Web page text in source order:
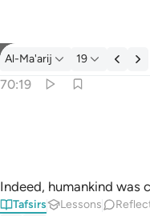
Tafsir: Al-Ma'arij 70:19
Al-Ma'arij 19
70:19
Indeed, humankind was
Tafsirs Lessons